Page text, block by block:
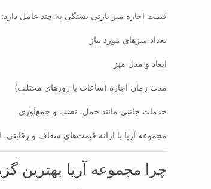
قیمت اجاره میز پارتی بستگی به چند عامل دارد:
تعداد میزهای مورد نیاز
ابعاد و مدل میز
مدت زمان اجاره (ساعات یا روزهای مختلف)
خدمات جانبی مانند حمل، نصب و جمع‌آوری
مجموعه آریا با ارائه قیمت‌های شفاف و
چرا مجموعه آریا بهترین